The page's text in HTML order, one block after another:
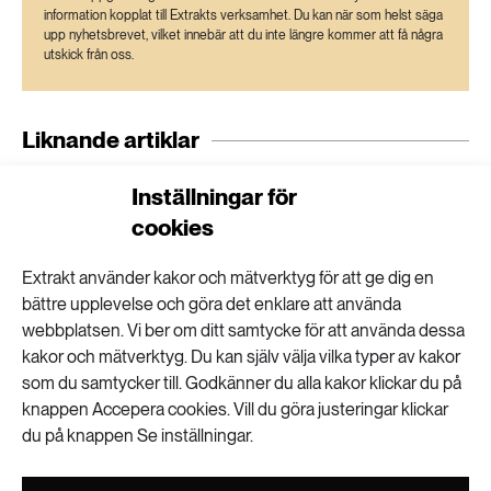
Inställningar för
cookies
Extrakt använder kakor och mätverktyg för att ge dig en
bättre upplevelse och göra det enklare att använda
webbplatsen. Vi ber om ditt samtycke för att använda dessa
kakor och mätverktyg. Du kan själv välja vilka typer av kakor
som du samtycker till. Godkänner du alla kakor klickar du på
knappen Accepera cookies. Vill du göra justeringar klickar
du på knappen Se inställningar.
information kopplat till Extrakts verksamhet. Du kan när som helst säga
upp nyhetsbrevet, vilket innebär att du inte längre kommer att få några
utskick från oss.
Liknande artiklar
klimatanpassning
”Carspreading” ökar antalet svåra olyckor
Rätt eller fel att kalhugga brandskadade
skogar?